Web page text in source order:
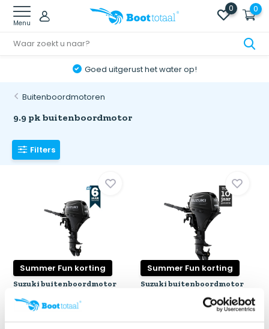
Menu
0 0
Goed uitgerust het water op!
Buitenboordmotoren
9.9 pk buitenboordmotor
Filters
Summer Fun korting
Suzuki buitenboordmotor
✅ 6 jaar garantie
Summer Fun korting
Suzuki buitenboordmotor
✅ 6 jaar garantie
✅ incl 12l externe benzin...